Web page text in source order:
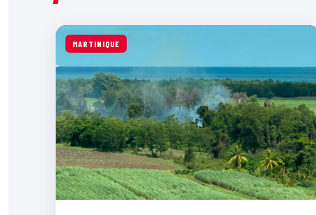
MARTINIQUE